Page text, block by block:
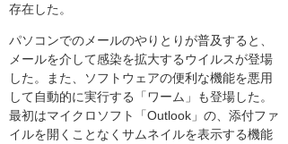
存在した。
パソコンでのメールのやりとりが普及すると、
メールを介して感染を拡大するウイルスが登場
した。また、ソフトウェアの便利な機能を悪用
して自動的に実行する「ワーム」も登場した。
最初はマイクロソフト「Outlook」の、添付ファ
イルを開くことなくサムネイルを表示する機能